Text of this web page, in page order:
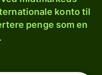
konto til
penge som en